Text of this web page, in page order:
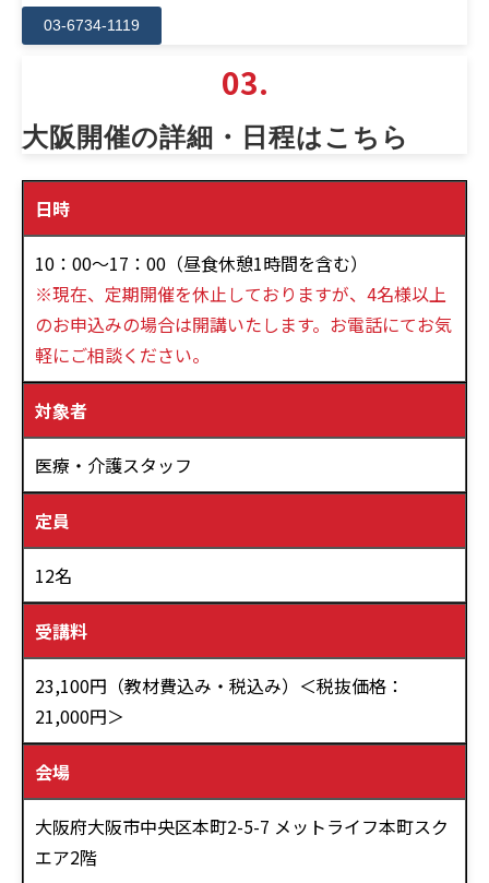
03-6734-1119
03.
大阪開催の詳細・日程はこちら
日時
10：00～17：00（昼食休憩1時間を含む）
※現在、定期開催を休止しておりますが、4名様以上
のお申込みの場合は開講いたします。お電話にてお気
軽にご相談ください。
対象者
医療・介護スタッフ
定員
12名
受講料
23,100円（教材費込み・税込み）＜税抜価格：
21,000円＞
会場
大阪府大阪市中央区本町2-5-7 メットライフ本町スク
エア2階